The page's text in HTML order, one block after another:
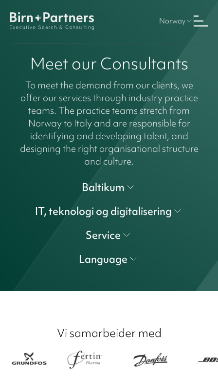
Norway
Meet our Consultants
To meet the demand from our clients, we
offer our services through industry practice
teams. The practice teams stretch from
Norway to Italy and are responsible for
identifying and developing talent, and
designing the right organisational structure
and culture.
Baltikum
IT, teknologi og digitalisering
Service
Language
Vi samarbeider med